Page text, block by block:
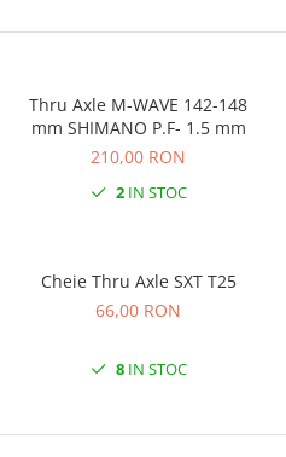
Thru Axle M-WAVE 142-148
mm SHIMANO P.F- 1.5 mm
210,00 RON
2IN STOC
Cheie Thru Axle SXT T25
66,00 RON
8IN STOC